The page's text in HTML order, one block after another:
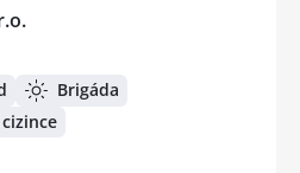
Brigáda